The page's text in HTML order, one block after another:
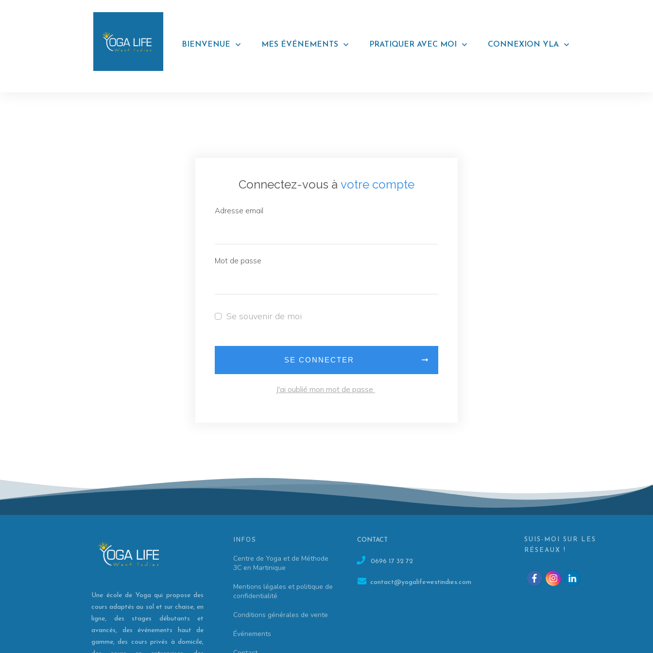
BIENVENUE MES ÉVÉNEMENTS PRATIQUER AVEC MOI CONNEXION YLA
Connectez-vous à votre compte
Adresse email
Mot de passe
Se souvenir de moi
SE CONNECTER
J'ai oublié mon mot de passe
Une école de Yoga qui propose des
cours adaptés au sol et sur chaise, en
ligne, des stages débutants et
avancés, des événements haut de
gamme, des cours privés à domicile,
INFOS
Centre de Yoga et de Méthode
3C en Martinique
Mentions légales et politique de
confidentialité
Conditions générales de vente
Événements
CONTACT
0696 17 32 72
contact@yogalifewestindies.com
SUIS-MOI SUR LES
RÉSEAUX !